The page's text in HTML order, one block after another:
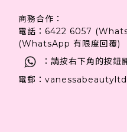
商務合作：
電話：6422 6057
(WhatsApp 有限度回覆)
：請按右下角的按鈕
電郵：